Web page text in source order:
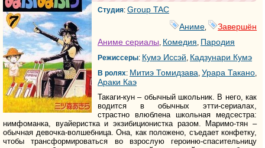
Студия: Group TAC
Аниме
Завершён
Аниме сериалы, Комедия, Пародия
Режиссеры: Кумэ Иссэй, Кадзунари Кумэ
В ролях: Митиэ Томидзава, Урара Такано,
Араки Каэ
Такаги-кун – обычный школьник. В него, как
водится в обычных этти-сериалах,
страстно влюблена школьная медсестра:
нимфоманка, вуайеристка и экзибиционистка разом. Маримо-тян –
обычная девочка-волшебница. Она, как положено, съедает конфетку,
чтобы трансформироваться во взрослую героиню-спасительницу